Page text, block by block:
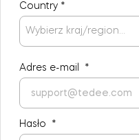
Biznes
Integracje
Tedee PRO
Akcesoria
BLOG
Country *
Wybierz kraj/region…
Adres e-mail *
Hasło *